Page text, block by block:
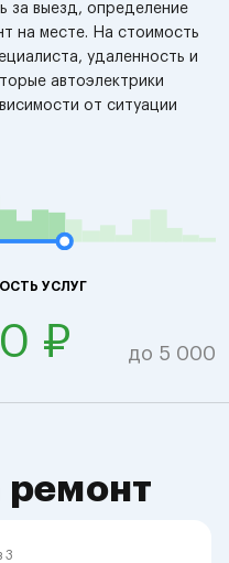
за выезд, определение
на месте. На стоимость
удаленность и
автоэлектрики
от ситуации
УСЛУГ
₽ до 5 000
ремонт
3